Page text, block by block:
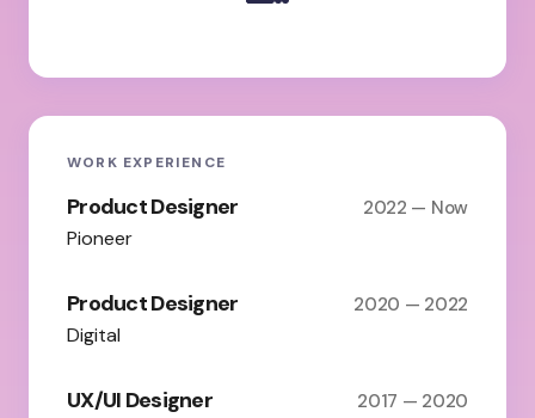
WORK EXPERIENCE
Product Designer 2022 — Now
Pioneer
Product Designer 2020 — 2022
Digital
UX/UI Designer 2017 — 2020